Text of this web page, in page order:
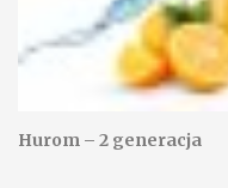
Hurom – 2 generacja